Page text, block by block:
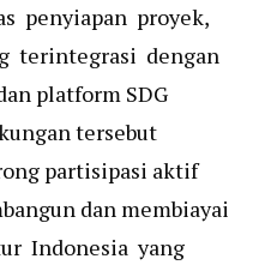
penyiapan proyek,
terintegrasi dengan
platform SDG
tersebut
partisipasi aktif
dan membiayai
Indonesia yang